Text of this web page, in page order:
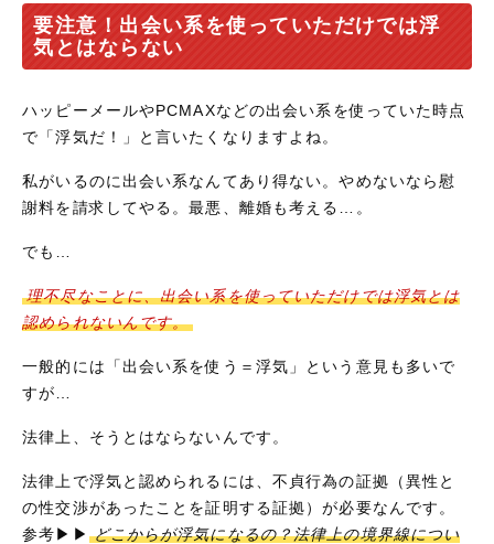
7. 【補足】出会い系サイトについて｜基本的にはどのサ
イトも使い方は同じ
8. 他にもまだまだある！旦那がハマリやすい出会い系サ
要注意！出会い系を使っていただけでは浮
気とはならない
ハッピーメールやPCMAXなどの出会い系を使っていた時点
で「浮気だ！」と言いたくなりますよね。
私がいるのに出会い系なんてあり得ない。やめないなら慰
謝料を請求してやる。最悪、離婚も考える…。
でも…
理不尽なことに、出会い系を使っていただけでは浮気とは
認められないんです。
一般的には「出会い系を使う＝浮気」という意見も多いで
すが…
法律上、そうとはならないんです。
法律上で浮気と認められるには、不貞行為の証拠（異性と
の性交渉があったことを証明する証拠）が必要なんです。
参考▶▶ どこからが浮気になるの？法律上の境界線につい